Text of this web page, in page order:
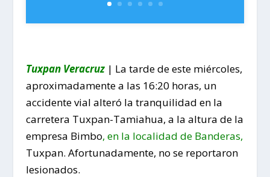
Tuxpan Veracruz | La tarde de este miércoles,
aproximadamente a las 16:20 horas, un
accidente vial alteró la tranquilidad en la
carretera Tuxpan-Tamiahua, a la altura de la
empresa Bimbo, en la localidad de Banderas,
Tuxpan. Afortunadamente, no se reportaron
lesionados.